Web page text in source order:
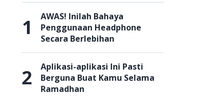
1
AWAS! Inilah Bahaya
Penggunaan Headphone
Secara Berlebihan
2
Aplikasi-aplikasi Ini Pasti
Berguna Buat Kamu Selama
Ramadhan